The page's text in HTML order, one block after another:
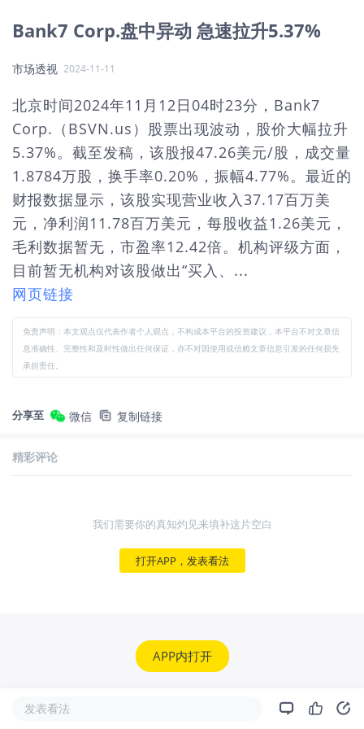
Bank7 Corp.盘中异动 急速拉升5.37%
市场透视 2024-11-11
北京时间2024年11月12日04时23分，Bank7
Corp.（BSVN.us）股票出现波动，股价大幅拉升
5.37%。截至发稿，该股报47.26美元/股，成交量
1.8784万股，换手率0.20%，振幅4.77%。最近的
财报数据显示，该股实现营业收入37.17百万美
元，净利润11.78百万美元，每股收益1.26美元，
毛利数据暂无，市盈率12.42倍。机构评级方面，
目前暂无机构对该股做出“买入、...
网页链接
免责声明：本文观点仅代表作者个人观点，不构成本平台的投资建议，本平台不对文章信
息准确性、完整性和及时性做出任何保证，亦不对因使用或信赖文章信息引发的任何损失
承担责任。
分享至 微信 复制链接
精彩评论
我们需要你的真知灼见来填补这片空白
打开APP，发表看法
APP内打开
发表看法